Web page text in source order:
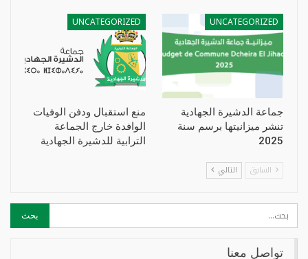
UNCATEGORIZED
جماعة الدشيرة الجهادية
تنشر ميزانيتها برسم سنة
2025
UNCATEGORIZED
منع استقبال ودفن الوفيات
الوافدة خارج الجماعة
الترابية للدشيرة الجهادية
السابق التالي
تواصل معنا